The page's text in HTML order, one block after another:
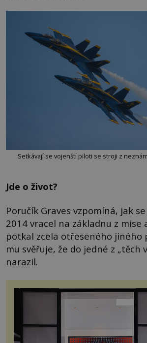
Setkávají se vojenští piloti se stroji z
Jde o život?
Poručík Graves vzpomíná, jak
2014 vracel na základnu z
potkal zcela otřeseného jiného
mu svěřuje, že do jedné z „těch
narazil.